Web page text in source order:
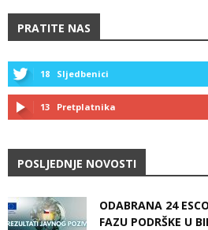
PRATITE NAS
18 Sljedbenici
13 Pretplatnika
POSLJEDNJE NOVOSTI
ODABRANA 24
FAZU PODRŠKE U